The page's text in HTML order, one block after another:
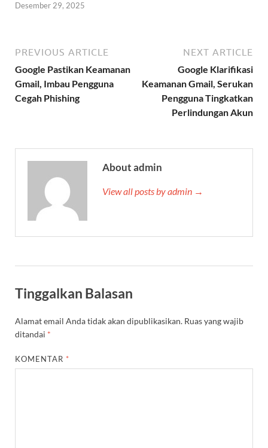
Desember 29, 2025
PREVIOUS ARTICLE
Google Pastikan Keamanan
Gmail, Imbau Pengguna
Cegah Phishing
NEXT ARTICLE
Google Klarifikasi
Keamanan Gmail, Serukan
Pengguna Tingkatkan
Perlindungan Akun
About admin
View all posts by admin →
Tinggalkan Balasan
Alamat email Anda tidak akan dipublikasikan. Ruas yang wajib
ditandai *
KOMENTAR *